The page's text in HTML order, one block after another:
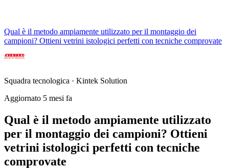
Qual è il metodo ampiamente utilizzato per il montaggio dei
campioni? Ottieni vetrini istologici perfetti con tecniche comprovate
Squadra tecnologica · Kintek Solution
Aggiornato 5 mesi fa
Qual è il metodo ampiamente utilizzato
per il montaggio dei campioni? Ottieni
vetrini istologici perfetti con tecniche
comprovate